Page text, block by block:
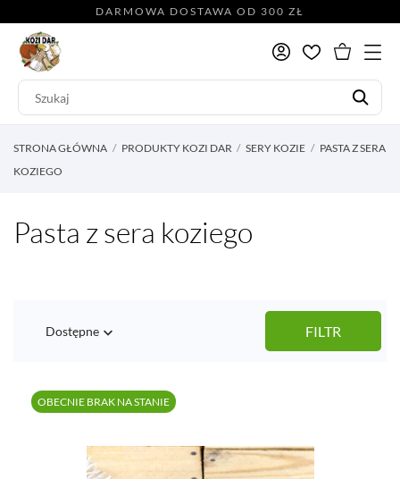
DARMOWA DOSTAWA OD 300 ZŁ
STRONA GŁÓWNA PRODUKTY KOZI DAR SERY KOZIE
PASTA Z SERA
KOZIEGO
Pasta z sera koziego
Dostępne  FILTR
OBECNIE BRAK NA STANIE